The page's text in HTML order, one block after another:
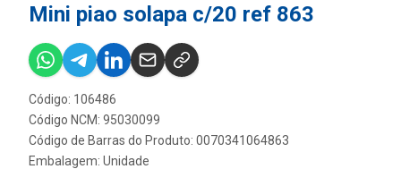
Mini piao solapa c/20 ref 863
Código: 106486
Código NCM: 95030099
Código de Barras do Produto: 0070341064863
Embalagem: Unidade